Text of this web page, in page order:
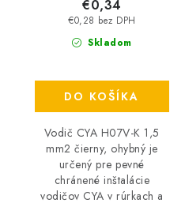
Skladom
€0,28 bez DPH
€0,34
DO KOŠÍKA
Vodič CYA H07V-K 1,5
mm2 čierny, ohybný je
určený pre pevné
chránené inštalácie
vodičov CYA v rúrkach a